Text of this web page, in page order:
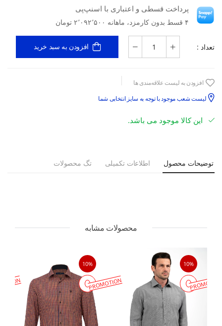
پرداخت قسطی و اعتباری با اسنپ‌پی
۴ قسط بدون کارمزد، ماهانه ۲٬۰۹۲٬۵۰۰ تومان
تعداد : افزودن به سبد خرید
افزودن به لیست علاقه‌مندی ها
لیست شعب موجود با توجه به سایز انتخابی شما
این کالا موجود می باشد.
توضیحات محصول اطلاعات تکمیلی تگ محصولات
محصولات مشابه
10%
10%
PROMOTION